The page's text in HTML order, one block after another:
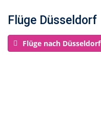
Flüge Düsseldorf
Flüge nach Düsseldorf